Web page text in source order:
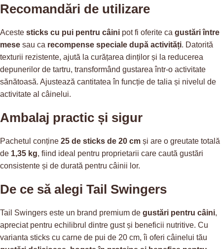
Recomandări de utilizare
Aceste sticks cu pui pentru câini pot fi oferite ca gustări între
mese sau ca recompense speciale după activități. Datorită
texturii rezistente, ajută la curățarea dinților și la reducerea
depunerilor de tartru, transformând gustarea într-o activitate
sănătoasă. Ajustează cantitatea în funcție de talia și nivelul de
activitate al câinelui.
Ambalaj practic și sigur
Pachetul conține 25 de sticks de 20 cm și are o greutate totală
de 1,35 kg, fiind ideal pentru proprietarii care caută gustări
consistente și de durată pentru câinii lor.
De ce să alegi Tail Swingers
Tail Swingers este un brand premium de gustări pentru câini,
apreciat pentru echilibrul dintre gust și beneficii nutritive. Cu
varianta sticks cu carne de pui de 20 cm, îi oferi câinelui tău